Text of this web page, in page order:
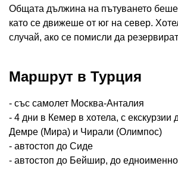
Общата дължина на пътуването
като се движеше от юг на север.
случай, ако се помисли да
Маршрут в Турция
- със самолет Москва-Анталия
- 4 дни в Кемер в хотела, с екскурзии
Демре (Мира) и Чирали (Олимпос)
- автостоп до Сиде
- автостоп до Бейшир, до